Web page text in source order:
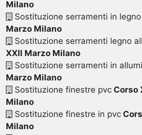
Milano
Sostituzione serramenti in legno
Marzo Milano
Sostituzione serramenti legno
XXII Marzo Milano
Sostituzione serramenti in
Marzo Milano
Sostituzione finestre pvcCorso
Milano
Sostituzione finestre in pvc
Milano